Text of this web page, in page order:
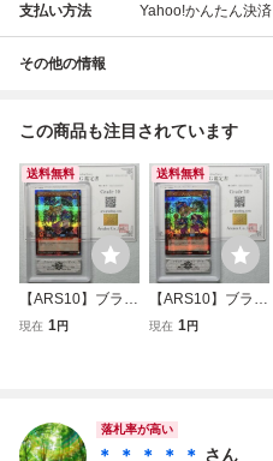
支払い方法 Yahoo!かんたん決済
その他の情報
この商品も注目されています
送料無料
【ARS10】ブラッ
ク・マジシャン・
S鑑定10 PSA 芸術
品
現在 1円
送料無料
【ARS10】ブラッ
ク・マジシャン・
S鑑定10 PSA 芸術
品
現在 1円
落札率が高い
＊ ＊ ＊ ＊ ＊ さん